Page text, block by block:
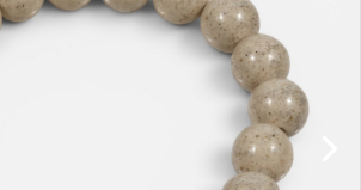
記憶力・集中力・勉強系
恋愛・結婚・愛情
四角形の
配置【不動
の礎】
五芒星の
形【星辰の
person 新規会員登録